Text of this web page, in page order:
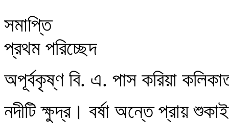
সমাপ্তি
প্রথম পরিচ্ছেদ
অপূর্বকৃষ্ণ বি. এ. পাস করিয়া
নদীটি ক্ষুদ্র। বর্ষা অন্তে প্রায়